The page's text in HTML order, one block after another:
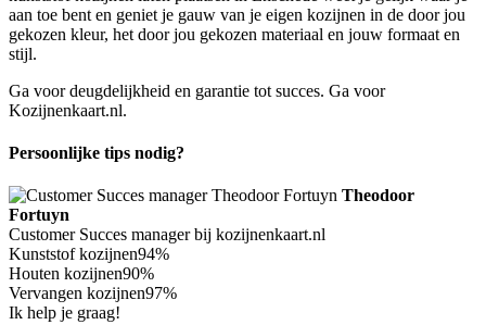
aan toe bent en geniet je gauw van je eigen kozijnen in de door jou
gekozen kleur, het door jou gekozen materiaal en jouw formaat en
stijl.
Ga voor deugdelijkheid en garantie tot succes. Ga voor
Kozijnenkaart.nl.
Persoonlijke tips nodig?
Theodoor
Fortuyn
Customer Succes manager bij kozijnenkaart.nl
Kunststof kozijnen94%
Houten kozijnen90%
Vervangen kozijnen97%
Ik help je graag!